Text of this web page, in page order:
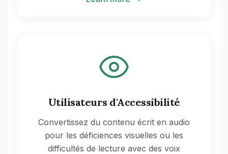
Utilisateurs d'Accessibilité
Convertissez du contenu écrit en audio
pour les déficiences visuelles ou les
difficultés de lecture avec des voix